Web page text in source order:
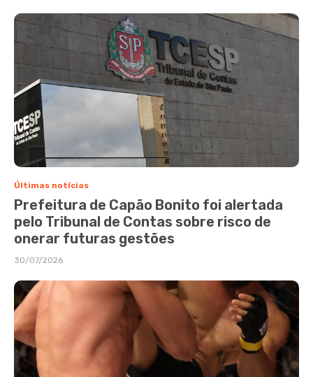
Últimas notícias
Prefeitura de Capão Bonito foi alertada
pelo Tribunal de Contas sobre risco de
onerar futuras gestões
30/07/2026